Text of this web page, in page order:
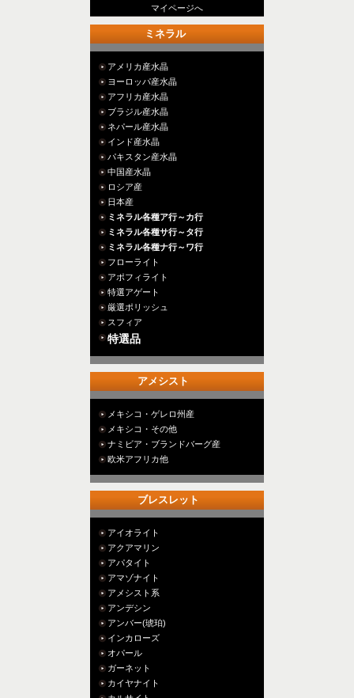
マイページへ
ミネラル
アメリカ産水晶
ヨーロッパ産水晶
アフリカ産水晶
ブラジル産水晶
ネパール産水晶
インド産水晶
パキスタン産水晶
中国産水晶
ロシア産
日本産
ミネラル各種ア行～カ行
ミネラル各種サ行～タ行
ミネラル各種ナ行～ワ行
フローライト
アポフィライト
特選アゲート
厳選ポリッシュ
スフィア
特選品
アメシスト
メキシコ・ゲレロ州産
メキシコ・その他
ナミビア・ブランドバーグ産
欧米アフリカ他
ブレスレット
アイオライト
アクアマリン
アパタイト
アマゾナイト
アメシスト系
アンデシン
アンバー(琥珀)
インカローズ
オパール
ガーネット
カイヤナイト